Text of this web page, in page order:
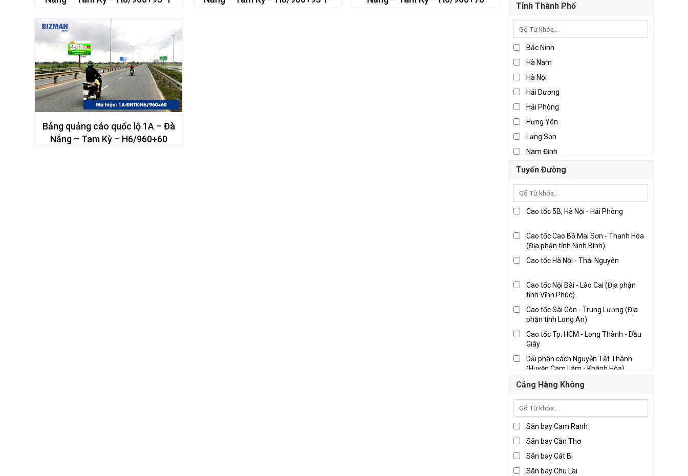
Tỉnh Thành Phố
Bắc Ninh
Hà Nam
Hà Nội
Hải Dương
Hải Phòng
Hưng Yên
Lạng Sơn
Nam Định
Ninh Bình
Thái Nguyên
Vĩnh Phúc
Khánh Hòa
Nghệ An
Thanh Hóa
Bến Tre
Đồng Nai
Long An
Thành phố Hồ Chí Minh
Tiền Giang
Vĩnh Long
Tuyến Đường
Cao tốc 5B, Hà Nội - Hải Phòng
Cao tốc Cao Bồ Mai Sơn - Thanh Hóa
(Địa phận tỉnh Ninh Bình)
Cao tốc Hà Nội - Thái Nguyên
Cao tốc Nội Bài - Lào Cai (Địa phận
tỉnh Vĩnh Phúc)
Cao tốc Sài Gòn - Trung Lương (Địa
phận tỉnh Long An)
Cao tốc Tp. HCM - Long Thành - Dầu
Giây
Dải phân cách Nguyễn Tất Thành
(Huyện Cam Lâm - Khánh Hòa)
Pháp Vân - Cầu Giẽ
Quốc lộ 10 địa phận Hải Phòng
Quốc lộ 10, Nam Định - Thái Bình
Quốc lộ 1A, Đà Nẵng - Tam Kỳ (Địa
phận tỉnh Quảng Nam)
Cảng Hàng Không
Sân bay Cam Ranh
Sân bay Cần Thơ
Sân bay Cát Bi
Sân bay Chu Lai
Bảng quảng cáo quốc lộ 1A – Đà
Nẵng – Tam Kỳ – H6/960+60